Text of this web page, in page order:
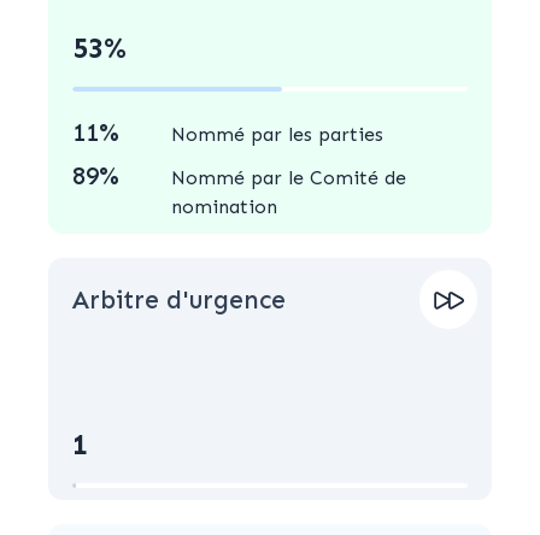
53%
11% Nommé par les parties
89%
Nommé par le Comité de
nomination
Arbitre d'urgence
1